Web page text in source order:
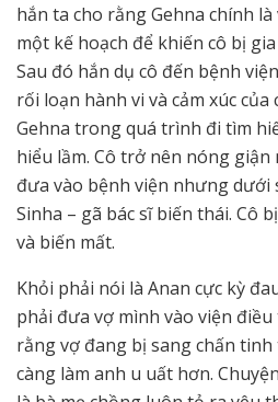
hắn ta cho rằng Gehna chính
một kế hoạch để khiến cô bị
Sau đó hắn dụ cô đến bệnh
rối loạn hành vi và cảm xúc
Gehna trong quá trình đi tìm
hiểu lầm. Cô trở nên nóng
đưa vào bệnh viện nhưng dưới
Sinha – gã bác sĩ biến thái. Cô
và biến mất.
Khỏi phải nói là Anan cực kỳ
phải đưa vợ mình vào viện
rằng vợ đang bị sang chấn tinh
càng làm anh u uất hơn.